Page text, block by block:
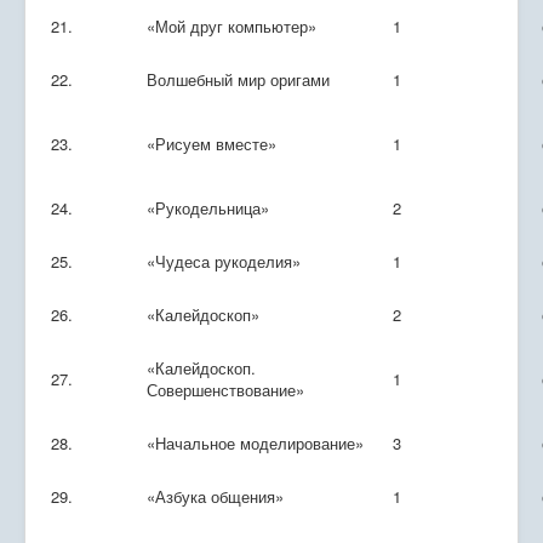
21. «Мой друг компьютер» 1
22. Волшебный мир оригами 1
23. «Рисуем вместе» 1
24. «Рукодельница» 2
25. «Чудеса рукоделия» 1
26. «Калейдоскоп» 2
27.
«Калейдоскоп.
Совершенствование»
1
28. «Начальное моделирование» 3
29. «Азбука общения» 1